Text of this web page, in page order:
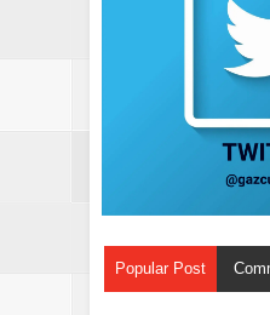
Popular Post